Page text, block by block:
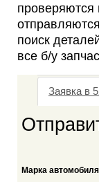
проверяются
поиск
все б/у
Заявка в
Марка автомобиля